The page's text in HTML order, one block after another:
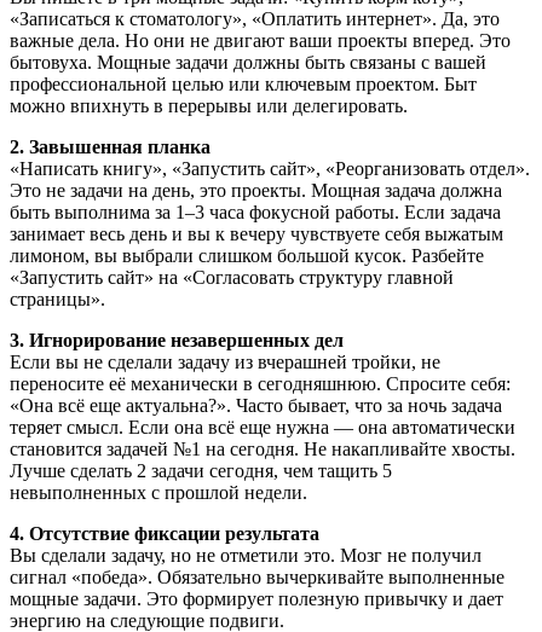
«Записаться к стоматологу», «Оплатить интернет». Да, это
важные дела. Но они не двигают ваши проекты вперед. Это
бытовуха. Мощные задачи должны быть связаны с вашей
профессиональной целью или ключевым проектом. Быт
можно впихнуть в перерывы или делегировать.
2. Завышенная планка
«Написать книгу», «Запустить сайт», «Реорганизовать отдел».
Это не задачи на день, это проекты. Мощная задача должна
быть выполнима за 1–3 часа фокусной работы. Если задача
занимает весь день и вы к вечеру чувствуете себя выжатым
лимоном, вы выбрали слишком большой кусок. Разбейте
«Запустить сайт» на «Согласовать структуру главной
страницы».
3. Игнорирование незавершенных дел
Если вы не сделали задачу из вчерашней тройки, не
переносите её механически в сегодняшнюю. Спросите себя:
«Она всё еще актуальна?». Часто бывает, что за ночь задача
теряет смысл. Если она всё еще нужна — она автоматически
становится задачей №1 на сегодня. Не накапливайте хвосты.
Лучше сделать 2 задачи сегодня, чем тащить 5
невыполненных с прошлой недели.
4. Отсутствие фиксации результата
Вы сделали задачу, но не отметили это. Мозг не получил
сигнал «победа». Обязательно вычеркивайте выполненные
мощные задачи. Это формирует полезную привычку и дает
энергию на следующие подвиги.